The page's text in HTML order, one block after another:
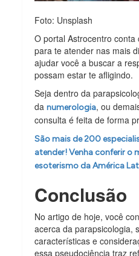
Foto: Unsplash
O portal Astrocentro
para te atender nas mais
ajudar você a buscar a
possam estar te afligindo.
Seja dentro da
danumerologia, ou
consulta é feita de forma
São mais de 200
atender! Venha conferir o
esoterismo da América
Conclusão
No artigo de hoje, você
acerca da parapsicologia,
características e
essa pseudociência traz